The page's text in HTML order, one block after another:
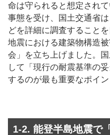
命は守られると想定され
事態を受け、国土交通省
どを詳細に調査すること
地震における建築物構造
会」を立ち上げました。
して「現行の耐震基準の
するのが最も重要なポイ
1-2. 能登半島地震で